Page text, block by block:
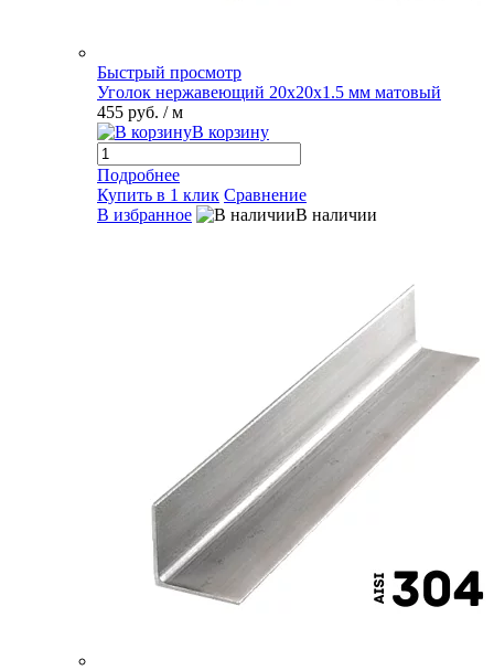
Быстрый просмотр
Уголок нержавеющий 20х20х1.5 мм матовый
455 руб. / м
В корзину
Подробнее
Купить в 1 клик Сравнение
В избранное
В наличии